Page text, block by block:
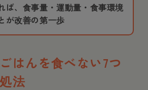
ば、食事量・運動量・食事環境
が改善の第一歩
はんを食べない7つ
法